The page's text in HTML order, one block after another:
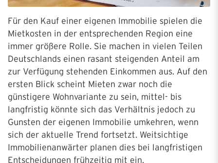
Für den Kauf einer eigenen Immobilie spielen die
Mietkosten in der entsprechenden Region eine
immer größere Rolle. Sie machen in vielen Teilen
Deutschlands einen rasant steigenden Anteil am
zur Verfügung stehenden Einkommen aus. Auf den
ersten Blick scheint Mieten zwar noch die
günstigere Wohnvariante zu sein, mittel- bis
langfristig könnte sich das Verhältnis jedoch zu
Gunsten der eigenen Immobilie umkehren, wenn
sich der aktuelle Trend fortsetzt. Weitsichtige
Immobilienanwärter planen dies bei langfristigen
Entscheidungen frühzeitig mit ein.